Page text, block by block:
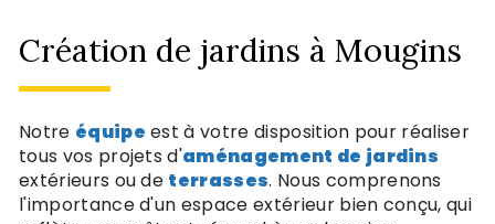
Création de jardins à Mougins
Notre équipe est à votre disposition pour réaliser
tous vos projets d'aménagement de jardins
extérieurs ou de terrasses. Nous comprenons
l'importance d'un espace extérieur bien conçu, qui